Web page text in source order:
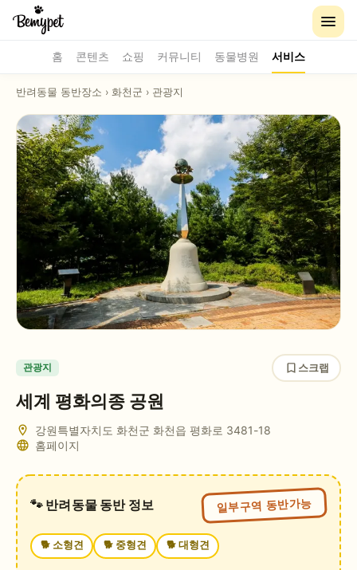
홈 콘텐츠 쇼핑 커뮤니티 동물병원 서비스
반려동물 동반장소 › 화천군 › 관광지
관광지 스크랩
세계 평화의종 공원
강원특별자치도 화천군 화천읍 평화로 3481-18
홈페이지
🐾 반려동물 동반 정보 일부구역 동반가능
🐕 소형견 🐕 중형견 🐕 대형견